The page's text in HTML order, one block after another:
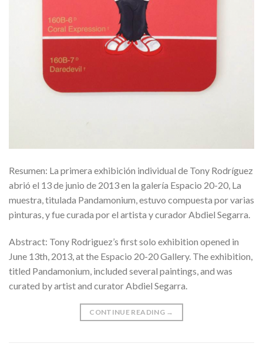
Resumen: La primera exhibición individual de Tony Rodríguez
abrió el 13 de junio de 2013 en la galería Espacio 20-20, La
muestra, titulada Pandamonium, estuvo compuesta por varias
pinturas, y fue curada por el artista y curador Abdiel Segarra.
Abstract: Tony Rodriguez’s first solo exhibition opened in
June 13th, 2013, at the Espacio 20-20 Gallery. The exhibition,
titled Pandamonium, included several paintings, and was
curated by artist and curator Abdiel Segarra.
CONTINUE READING →